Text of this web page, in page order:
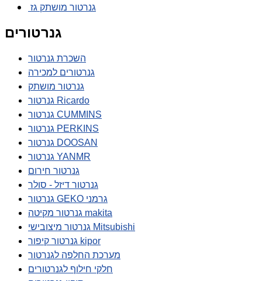
גנרטור מושתק גז
גנרטורים
השכרת גנרטור
גנרטורים למכירה
גנרטור מושתק
גנרטור Ricardo
גנרטור CUMMINS
גנרטור PERKINS
גנרטור DOOSAN
גנרטור YANMR
גנרטור חירום
גנרטור דיזל - סולר
גנרטור GEKO גרמני
גנרטור מקיטה makita
גנרטור מיצובישי Mitsubishi
גנרטור קיפור kipor
מערכת החלפה לגנרטור
חלקי חילוף לגנרטורים